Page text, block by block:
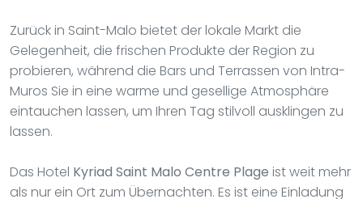
Zurück in Saint-Malo bietet der lokale Markt die
Gelegenheit, die frischen Produkte der Region zu
probieren, während die Bars und Terrassen von Intra-
Muros Sie in eine warme und gesellige Atmosphäre
eintauchen lassen, um Ihren Tag stilvoll ausklingen zu
lassen.
Das Hotel Kyriad Saint Malo Centre Plage ist weit mehr
als nur ein Ort zum Übernachten. Es ist eine Einladung